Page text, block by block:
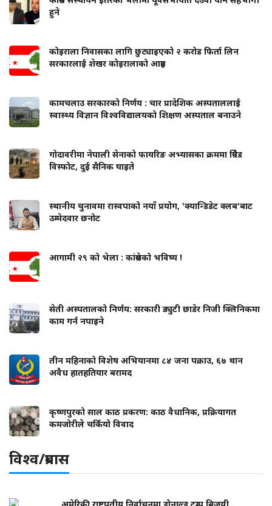
हुने
कोइराला निवासका लागि छुट्याइएको २ करोड फिर्ता लिन
सरकारलाई शेखर कोइरालाको आग्रह
कामचलाउ सरकारको निर्णय : चार प्रादेशिक अस्पताललाई
स्वास्थ्य विज्ञान विश्वविद्यालयको शिक्षण अस्पताल बनाउने
गोदावरीमा नेपाली सेनाको फायरिङ अभ्यासका क्रममा ग्रिनेड
विस्फोट, दुई सैनिक घाइते
स्थानीय चुनावमा रास्वपाको नयाँ प्रयोग, 'क्यान्डिडेट क्लब'बाट
उम्मेदवार छनोट
आगामी २९ को भेला : कांग्रेसको भविष्य !
सेती अस्पतालको निर्णय: सरकारी ड्युटी छाडेर निजी क्लिनिकमा
काम गर्न नपाइने
तीन महिनाको विशेष अभियानमा ८४ जना पक्राउ, ६७ थान
अवैध हातहतियार बरामद
कृष्णपुरको साल काठ प्रकरण: काठ वैधानिक, प्रक्रियागत
कमजोरीले चर्कियो विवाद
विश्व/प्रबास